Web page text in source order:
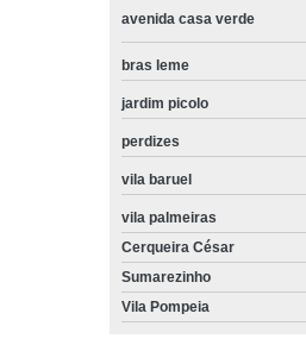
avenida casa verde
bras leme
jardim picolo
perdizes
vila baruel
vila palmeiras
Cerqueira César
Sumarezinho
Vila Pompeia